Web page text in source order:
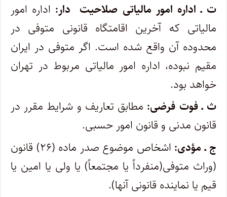
ت ـ اداره امور مالیاتی صلاحیت ‎ دار:
اداره امور
مالیاتی که آخرین اقامتگاه قانونی متوفی در
محدوده آن واقع شده است. اگر متوفی در ایران
مقیم نبوده، اداره امور مالیاتی مربوط در تهران
خواهد بود.
ث ـ فوت فرضی: مطابق تعاریف و شرایط مقرر در
قانون مدنی و قانون امور حسبی.
ج ـ مؤدی:
اشخاص موضوع صدر ماده (۲۶) قانون
(وراث متوفی(منفرداً یا مجتمعاً) یا ولی یا امین یا
قیم یا نماینده قانونی آنها).